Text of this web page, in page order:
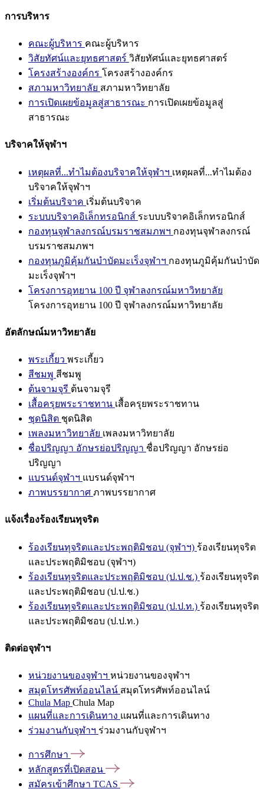
การบริหาร
คณะผู้บริหาร คณะผู้บริหาร
วิสัยทัศน์และยุทธศาสตร์ วิสัยทัศน์และยุทธศาสตร์
โครงสร้างองค์กร โครงสร้างองค์กร
สภามหาวิทยาลัย สภามหาวิทยาลัย
การเปิดเผยข้อมูลสู่สาธารณะ การเปิดเผยข้อมูลสู่
สาธารณะ
บริจาคให้จุฬาฯ
เหตุผลที่...ทำไมต้องบริจาคให้จุฬาฯ เหตุผลที่...ทำไมต้อง
บริจาคให้จุฬาฯ
เริ่มต้นบริจาค เริ่มต้นบริจาค
ระบบบริจาคอิเล็กทรอนิกส์ ระบบบริจาคอิเล็กทรอนิกส์
กองทุนจุฬาลงกรณ์บรมราชสมภพฯ กองทุนจุฬาลงกรณ์
บรมราชสมภพฯ
กองทุนภูมิคุ้มกันบำบัดมะเร็งจุฬาฯ กองทุนภูมิคุ้มกันบำบัด
มะเร็งจุฬาฯ
โครงการอุทยาน 100 ปี จุฬาลงกรณ์มหาวิทยาลัย
โครงการอุทยาน 100 ปี จุฬาลงกรณ์มหาวิทยาลัย
อัตลักษณ์มหาวิทยาลัย
พระเกี้ยว พระเกี้ยว
สีชมพู สีชมพู
ต้นจามจุรี ต้นจามจุรี
เสื้อครุยพระราชทาน เสื้อครุยพระราชทาน
ชุดนิสิต ชุดนิสิต
เพลงมหาวิทยาลัย เพลงมหาวิทยาลัย
ชื่อปริญญา อักษรย่อปริญญา ชื่อปริญญา อักษรย่อ
ปริญญา
แบรนด์จุฬาฯ แบรนด์จุฬาฯ
ภาพบรรยากาศ ภาพบรรยากาศ
แจ้งเรื่องร้องเรียนทุจริต
ร้องเรียนทุจริตและประพฤติมิชอบ (จุฬาฯ) ร้องเรียนทุจริต
และประพฤติมิชอบ (จุฬาฯ)
ร้องเรียนทุจริตและประพฤติมิชอบ (ป.ป.ช.) ร้องเรียนทุจริต
และประพฤติมิชอบ (ป.ป.ช.)
ร้องเรียนทุจริตและประพฤติมิชอบ (ป.ป.ท.) ร้องเรียนทุจริต
และประพฤติมิชอบ (ป.ป.ท.)
ติดต่อจุฬาฯ
หน่วยงานของจุฬาฯ หน่วยงานของจุฬาฯ
สมุดโทรศัพท์ออนไลน์ สมุดโทรศัพท์ออนไลน์
Chula Map Chula Map
แผนที่และการเดินทาง แผนที่และการเดินทาง
ร่วมงานกับจุฬาฯ ร่วมงานกับจุฬาฯ
การศึกษา
หลักสูตรที่เปิดสอน
สมัครเข้าศึกษา TCAS